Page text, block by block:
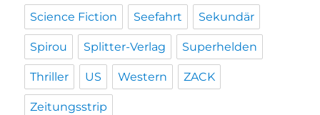
Science Fiction Seefahrt Sekundär
Spirou Splitter-Verlag Superhelden
Thriller US Western ZACK
Zeitungsstrip